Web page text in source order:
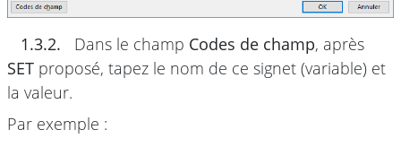
1.3.2. Dans le champ Codes de champ, après
SET proposé, tapez le nom de ce signet (variable) et
la valeur.
Par exemple :